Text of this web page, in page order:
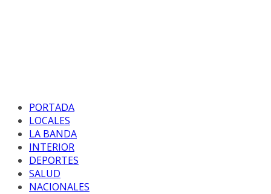
PORTADA
LOCALES
LA BANDA
INTERIOR
DEPORTES
SALUD
NACIONALES